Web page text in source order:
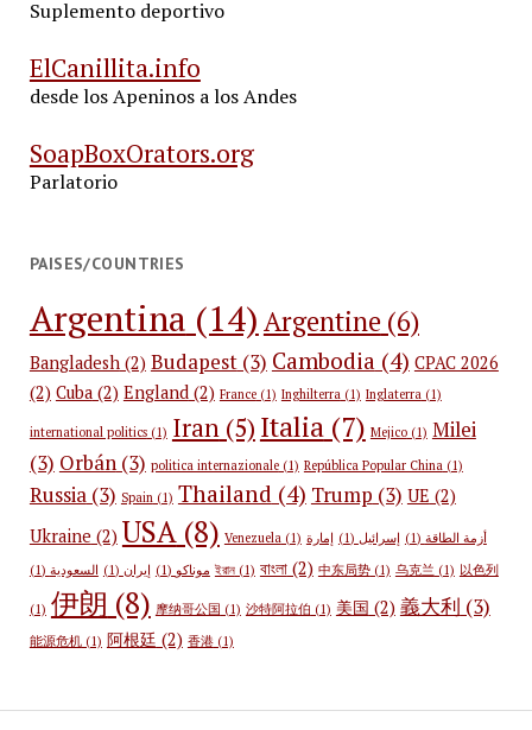
Suplemento deportivo
ElCanillita.info
desde los Apeninos a los Andes
SoapBoxOrators.org
Parlatorio
PAISES/COUNTRIES
Argentina (14) Argentine(6)
Bangladesh(2) Budapest(3) Cambodia (4) CPAC 2026
(2) Cuba(2) England(2) France(1) Inghilterra (1) Inglaterra (1)
international politics(1) Iran(5) Italia(7) Mejico(1) Milei
(3) Orbán(3) politica internazionale(1) República Popular China (1)
Russia(3) Spain (1) Thailand (4) Trump (3) UE (2)
Ukraine (2) USA(8) Venezuela (1) أزمة الطاقة (1) إسرائيل (1)
إمارة
موناكو (1) إيران (1) السعودية (1) ইরান(1) বাংলা(2) 中东局势(1) 乌克兰 (1) 以色列
(1) 伊朗 (8) 摩纳哥公国 (1) 沙特阿拉伯 (1) 美国 (2) 義大利 (3)
能源危机(1) 阿根廷 (2) 香港(1)